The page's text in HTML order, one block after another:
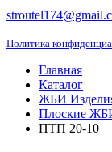
Политика
Главная
Каталог
ЖБИ
Плоские
ПТП 20-10